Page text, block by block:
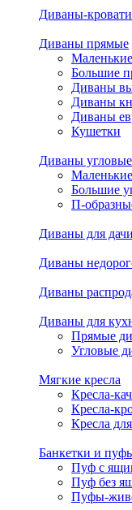
Диваны-кровати
Диваны прямые
Большие
Диваны
Диваны
Диваны
Кушетки
Диваны угловые
Большие
П-
Диваны для дачи
Диваны
Диваны
Диваны для
Прямые
Угловые
Мягкие кресла
Кресла-
Кресла-
Кресла
Банкетки и
Пуф с
Пуф без
Пуфы-